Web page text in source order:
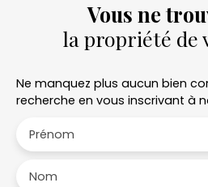
Vous ne
la propriété de
Ne manquez plus aucun bien
recherche en vous inscrivant à
Prénom
Nom